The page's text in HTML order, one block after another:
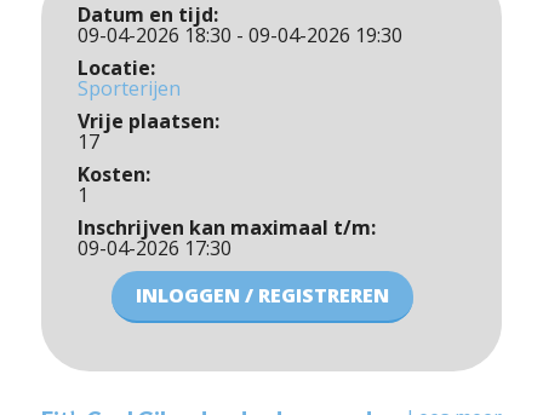
Datum en tijd:
09-04-2026 18:30 - 09-04-2026 19:30
Locatie:
Sporterijen
Vrije plaatsen:
17
Kosten:
1
Inschrijven kan maximaal t/m:
09-04-2026 17:30
INLOGGEN / REGISTREREN